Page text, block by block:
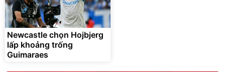
Newcastle chọn Hojbjerg
lấp khoảng trống
Guimaraes